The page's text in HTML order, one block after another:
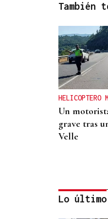
También
HELICOPTERO
Un
grave tras
Velle
Lo último